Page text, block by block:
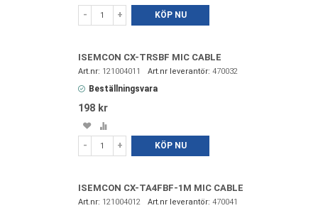
i
favoriter
till
- + KÖP NU
ISEMCON CX-TRSBF MIC CABLE
121004011 470032
Beställningsvara
198 kr
Spara
i
favoriter
Lägg
till
- + KÖP NU
ISEMCON CX-TA4FBF-1M MIC CABLE
121004012 470041